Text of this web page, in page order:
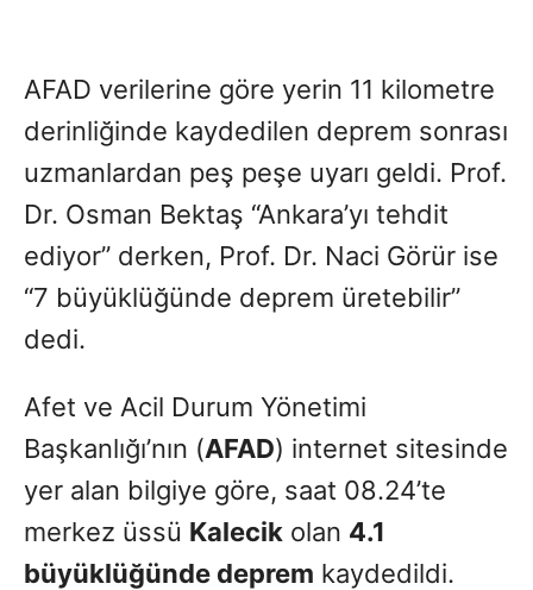
AFAD verilerine göre yerin 11 kilometre
derinliğinde kaydedilen deprem sonrası
uzmanlardan peş peşe uyarı geldi. Prof.
Dr. Osman Bektaş “Ankara’yı tehdit
ediyor” derken, Prof. Dr. Naci Görür ise
“7 büyüklüğünde deprem üretebilir”
dedi.
Afet ve Acil Durum Yönetimi
Başkanlığı’nın (AFAD) internet sitesinde
yer alan bilgiye göre, saat 08.24’te
merkez üssü Kalecik olan 4.1
büyüklüğünde deprem kaydedildi.